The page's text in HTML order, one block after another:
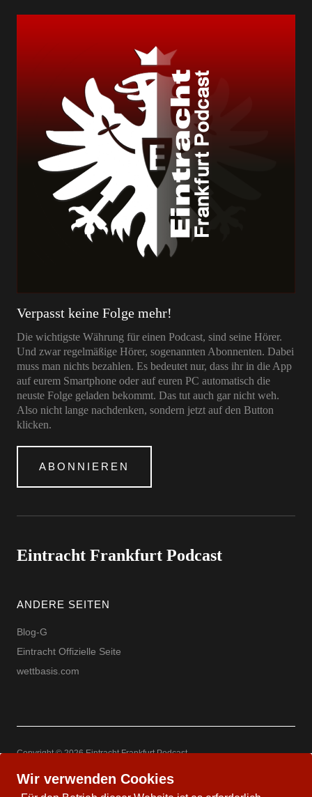
Verpasst keine Folge mehr!
Die wichtigste Währung für einen Podcast, sind seine Hörer.
Und zwar regelmäßige Hörer, sogenannten Abonnenten. Dabei
muss man nichts bezahlen. Es bedeutet nur, dass ihr in die App
auf eurem Smartphone oder auf euren PC automatisch die
neuste Folge geladen bekommt. Das tut auch gar nicht weh.
Also nicht lange nachdenken, sondern jetzt auf den Button
klicken.
ABONNIEREN
Eintracht Frankfurt Podcast
ANDERE SEITEN
Blog-G
Eintracht Offizielle Seite
wettbasis.com
Copyright © 2026 Eintracht Frankfurt Podcast
Theme: Uku byElmastudio
Wir verwenden Cookies